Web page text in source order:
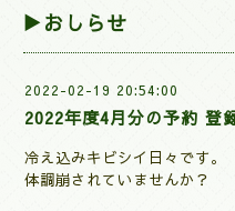
▶おしらせ
2022-02-19 20:54:00
2022年度4月分の予約 登
冷え込みキビシイ日々です。
体調崩されていませんか？